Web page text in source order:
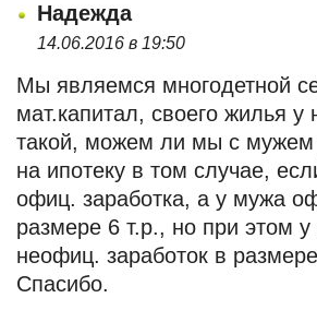
Надежда
14.06.2016 в 19:50
Мы являемся многодетной
мат.капитал, своего жилья у
такой, можем ли мы с мужем
на ипотеку в том случае,
офиц. заработка, а у мужа
размере 6 т.р., но при этом у
неофиц. заработок в
Спасибо.